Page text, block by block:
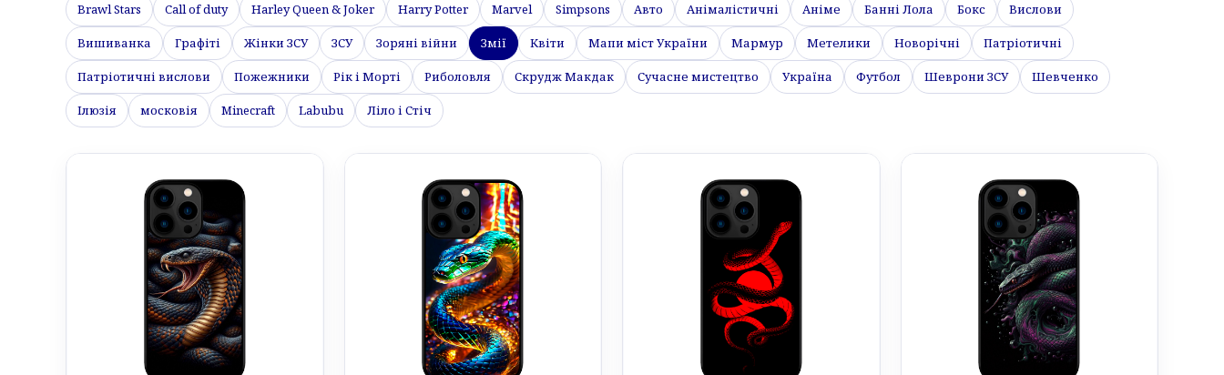
Brawl Stars Call of duty Harley Queen & Joker Harry Potter Marvel Simpsons Авто Анімалістичні Аніме Банні Лола Бокс Вислови
Вишиванка Графіті Жінки ЗСУ ЗСУ Зоряні війни Змії Квіти Мапи міст України Мармур Метелики Новорічні Патріотичні
Патріотичні вислови Пожежники Рік і Морті Риболовля Скрудж Макдак Сучасне мистецтво Україна Футбол Шеврони ЗСУ Шевченко
Ілюзія московія Minecraft Labubu Ліло і Стіч